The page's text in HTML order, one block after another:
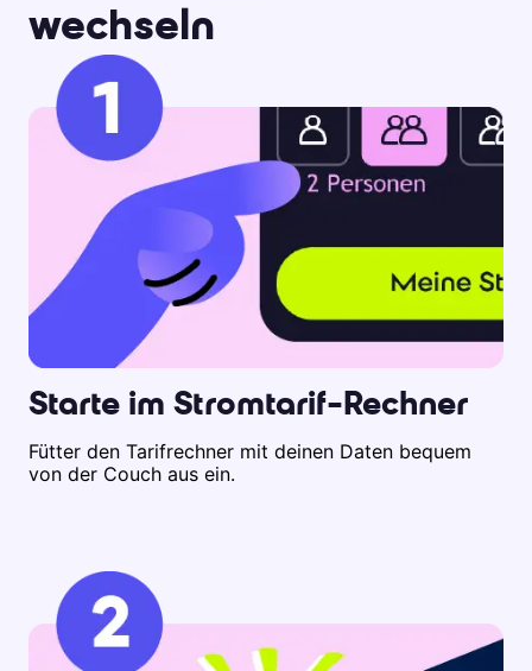
wechseln
Starte im Stromtarif-Rechner
Fütter den Tarifrechner mit deinen Daten bequem
von der Couch aus ein.